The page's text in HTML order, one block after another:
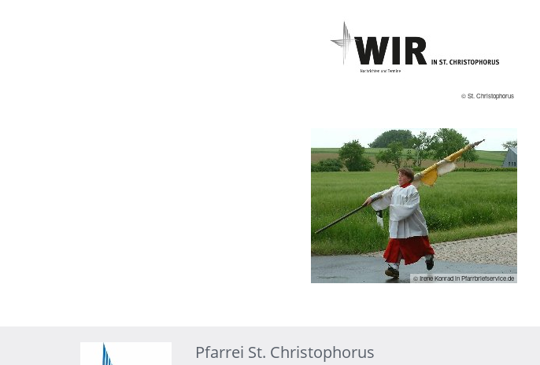
© St. Christophorus
© Irene Konrad in Pfarrbriefservice.de
Pfarrei St. Christophorus